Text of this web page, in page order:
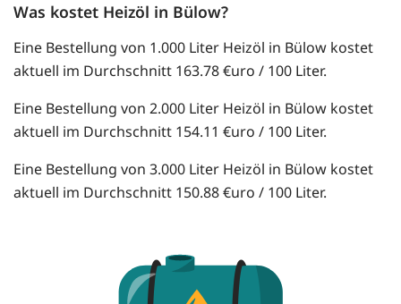
Was kostet Heizöl in Bülow?
Eine Bestellung von 1.000 Liter Heizöl in Bülow kostet
aktuell im Durchschnitt 163.78 €uro / 100 Liter.
Eine Bestellung von 2.000 Liter Heizöl in Bülow kostet
aktuell im Durchschnitt 154.11 €uro / 100 Liter.
Eine Bestellung von 3.000 Liter Heizöl in Bülow kostet
aktuell im Durchschnitt 150.88 €uro / 100 Liter.